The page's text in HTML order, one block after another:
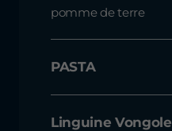
pomme de terre
PASTA
Linguine Vongole